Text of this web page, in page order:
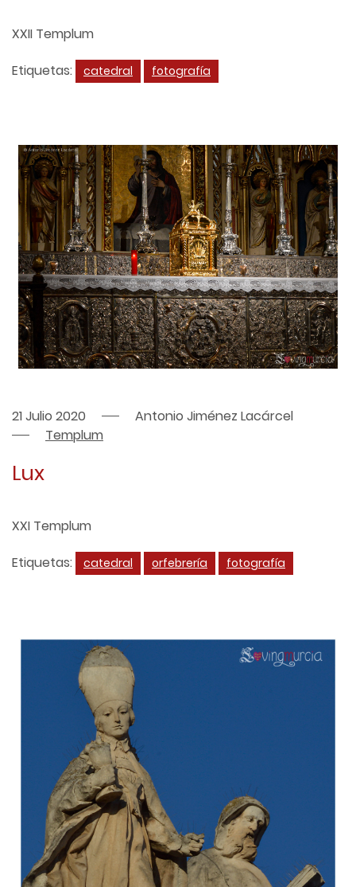
XXII Templum
Etiquetas:
catedral fotografía
21 Julio 2020
Antonio Jiménez Lacárcel
Templum
Lux
XXI Templum
Etiquetas:
catedral orfebrería fotografía